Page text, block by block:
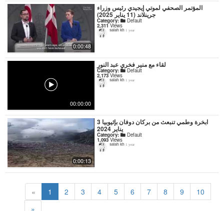
0:00:48
المؤتمر الصحفي لموتي إيجيدي رئيس وزراء
جرينلاند (11 يناير 2025)
Category: Default
2,311Views
salah kh 1 year
00:00:00
لقاء مع منير فخري عبد النور
Category: Default
2,173Views
salah kh 1 year
0:00:13
ابخرة وطمي تنبعث من بركان دوفان بإثيوبيا 3
يناير 2024
Category: Default
1,093Views
salah kh 1 year
« 1 2 3 4 5 6 7 8 9
10
»